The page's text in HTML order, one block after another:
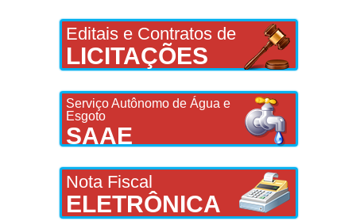
Editais e Contratos de
LICITAÇÕES
Serviço Autônomo de Água e
Esgoto
SAAE
Nota Fiscal
ELETRÔNICA